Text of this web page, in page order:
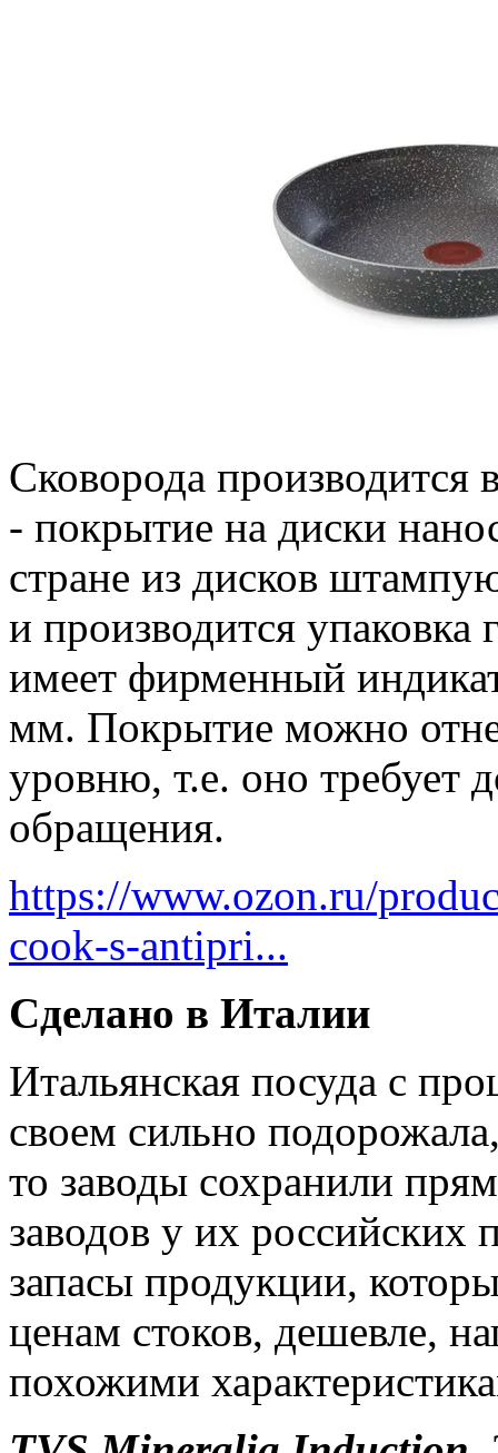
Сковорода
- покрытие на диски
стране из дисков
и производится упаковка
имеет фирменный
мм. Покрытие можно
уровню, т.е. оно требует
обращения.
https://www.ozon.ru/
cook-s-antipri...
Сделано в Италии
Итальянская посуда с
своем сильно
то заводы сохранили
заводов у их российских
запасы продукции,
ценам стоков, дешевле,
похожими